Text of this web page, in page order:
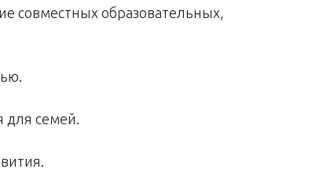
совместных образовательных,
для семей.